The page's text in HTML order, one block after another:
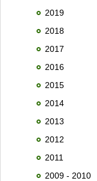
2019
2018
2017
2016
2015
2014
2013
2012
2011
2009 - 2010